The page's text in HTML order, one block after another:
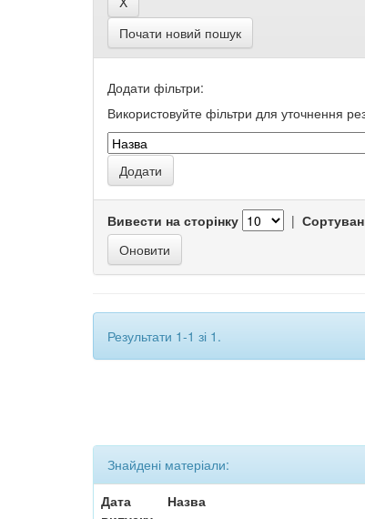
Почати новий пошук
Додати фільтри:
Використовуйте фільтри для уточнення
Вивести на сторінку |
Результати 1-1 зі 1.
Знайдені матеріали:
Дата
Назва